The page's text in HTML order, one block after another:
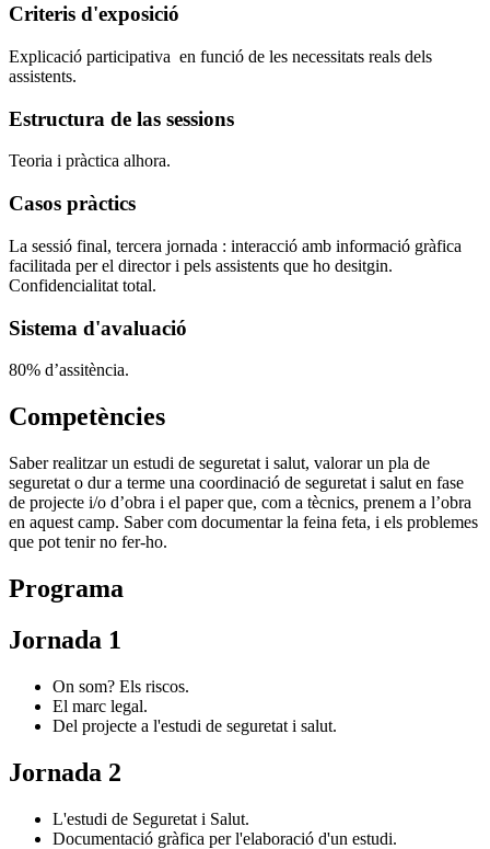
Criteris d'exposició
Explicació participativa en funció de les necessitats reals dels
assistents.
Estructura de las sessions
Teoria i pràctica alhora.
Casos pràctics
La sessió final, tercera jornada : interacció amb informació gràfica
facilitada per el director i pels assistents que ho desitgin.
Confidencialitat total.
Sistema d'avaluació
80% d’assitència.
Competències
Saber realitzar un estudi de seguretat i salut, valorar un pla de
seguretat o dur a terme una coordinació de seguretat i salut en fase
de projecte i/o d’obra i el paper que, com a tècnics, prenem a l’obra
en aquest camp. Saber com documentar la feina feta, i els problemes
que pot tenir no fer-ho.
Programa
Jornada 1
On som? Els riscos.
El marc legal.
Del projecte a l'estudi de seguretat i salut.
Jornada 2
L'estudi de Seguretat i Salut.
Documentació gràfica per l'elaboració d'un estudi.